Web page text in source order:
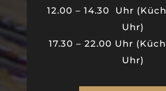
12.00 – 14.30 Uhr
Uhr)
17.30 – 22.00 Uhr
Uhr)